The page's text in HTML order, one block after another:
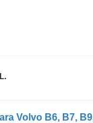
Volvo B6, B7,